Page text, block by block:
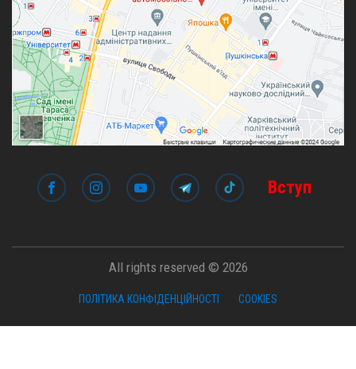
Вступ
All rights reserved © 2026
ПОЛІТИКА КОНФІДЕНЦІЙНОСТІ COOKIES